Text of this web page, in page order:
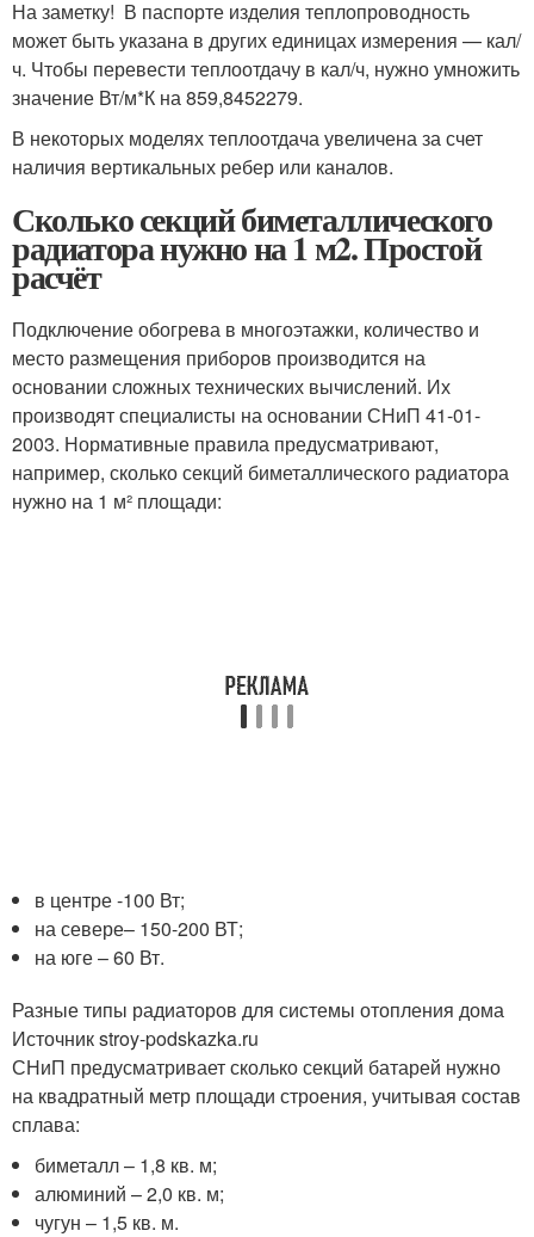
На заметку! В паспорте изделия теплопроводность
может быть указана в других единицах измерения — кал/
ч. Чтобы перевести теплоотдачу в кал/ч, нужно умножить
значение Вт/м*К на 859,8452279.
В некоторых моделях теплоотдача увеличена за счет
наличия вертикальных ребер или каналов.
Сколько секций биметаллического
радиатора нужно на 1 м2. Простой
расчёт
Подключение обогрева в многоэтажки, количество и
место размещения приборов производится на
основании сложных технических вычислений. Их
производят специалисты на основании СНиП 41-01-
2003. Нормативные правила предусматривают,
например, сколько секций биметаллического радиатора
нужно на 1 м² площади:
в центре -100 Вт;
на севере– 150-200 ВТ;
на юге – 60 Вт.
Разные типы радиаторов для системы отопления дома
Источник stroy-podskazka.ru
СНиП предусматривает сколько секций батарей нужно
на квадратный метр площади строения, учитывая состав
сплава:
биметалл – 1,8 кв. м;
алюминий – 2,0 кв. м;
чугун – 1,5 кв. м.